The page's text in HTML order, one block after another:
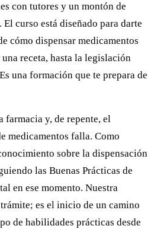
con tutores y un montón de
curso está diseñado para darte
cómo dispensar medicamentos
receta, hasta la legislación
una formación que te prepara de
farmacia y, de repente, el
medicamentos falla. Como
sobre la dispensación
las Buenas Prácticas de
en ese momento. Nuestra
es el inicio de un camino
de habilidades prácticas desde